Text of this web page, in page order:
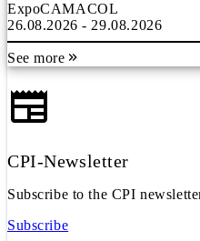
ExpoCAMACOL
26.08.2026 - 29.08.2026
See more
CPI-Newsletter
Subscribe to the CPI
Subscribe